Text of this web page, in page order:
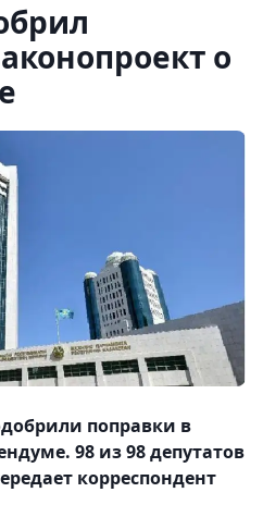
о
поправки в
98 из 98 депутатов
корреспондент